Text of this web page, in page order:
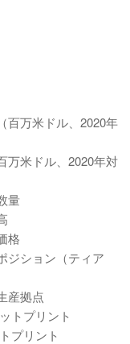
百万米ドル、2020年
万米ドル、2020年対
量
格
ジション（ティア
産拠点
トプリント
プリント